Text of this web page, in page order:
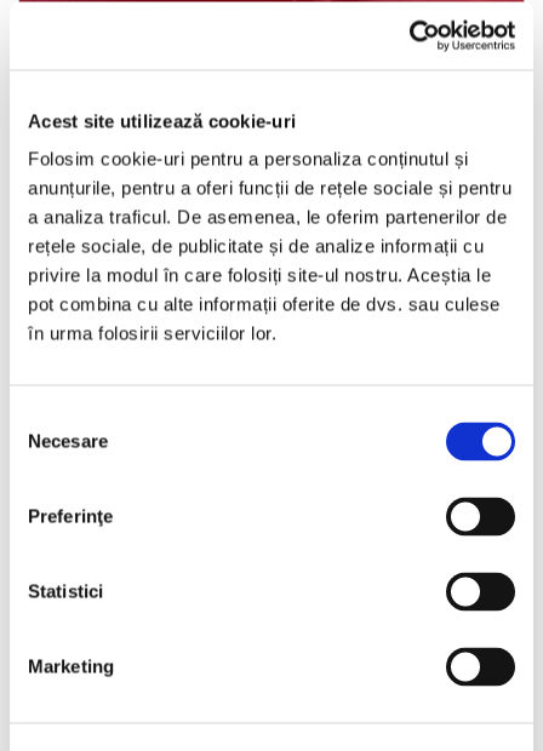
Acest site utilizează cookie-uri
Folosim cookie-uri pentru a personaliza conținutul și
anunțurile, pentru a oferi funcții de rețele sociale și pentru
a analiza traficul. De asemenea, le oferim partenerilor de
rețele sociale, de publicitate și de analize informații cu
privire la modul în care folosiți site-ul nostru. Aceștia le
pot combina cu alte informații oferite de dvs. sau culese
în urma folosirii serviciilor lor.
consimțământului
Necesare
Preferinţe
Statistici
Marketing
2021 136150 km Diesel 100 HP
Bucuresti Odaii
€6.990
€5.777 Net
TVA inclus si Deductibil